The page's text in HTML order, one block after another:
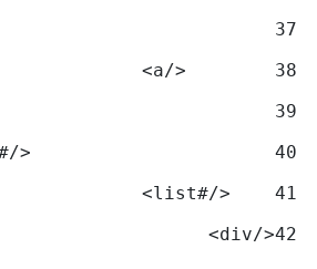
37
38
        </a>
39
40
41
    </#list>
42
</div>